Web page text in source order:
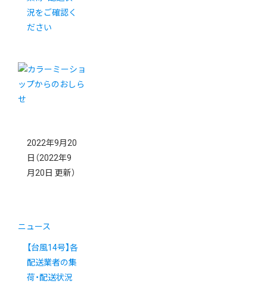
況をご確認く
ださい
2022年9月20
日 （2022年9
月20日 更新）
ニュース
【台風14号】各
配送業者の集
荷・配送状況